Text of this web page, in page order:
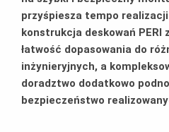
przyśpiesza tempo
konstrukcja deskowań PERI
łatwość dopasowania do
inżynieryjnych, a
doradztwo dodatkowo
bezpieczeństwo